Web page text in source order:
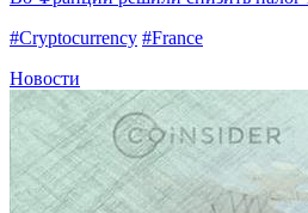
#Cryptocurrency #France
Новости